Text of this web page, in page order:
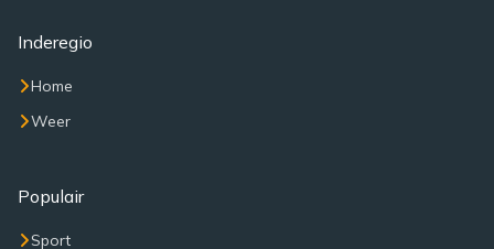
Inderegio
Home
Weer
Populair
Sport